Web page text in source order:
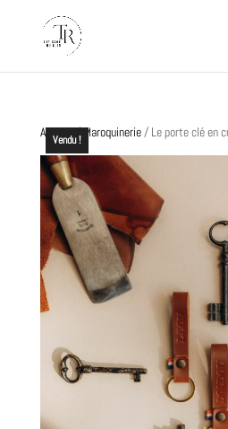
Vendu !
Accueil/Maroquinerie/ Le porte clé en